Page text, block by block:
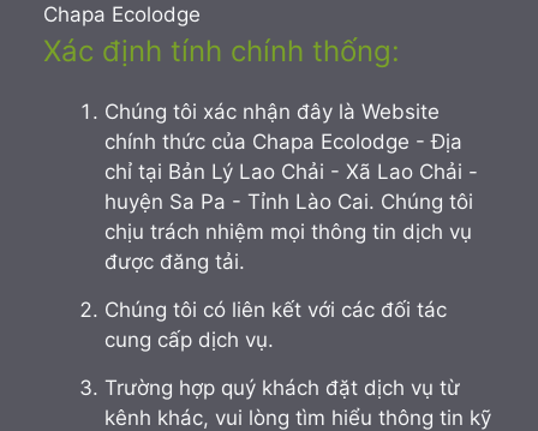
Chapa Ecolodge
Xác định tính chính thống:
Chúng tôi xác nhận đây là Website
chính thức của Chapa Ecolodge - Địa
chỉ tại Bản Lý Lao Chải - Xã Lao Chải -
huyện Sa Pa - Tỉnh Lào Cai. Chúng tôi
chịu trách nhiệm mọi thông tin dịch vụ
được đăng tải.
Chúng tôi có liên kết với các đối tác
cung cấp dịch vụ.
Trường hợp quý khách đặt dịch vụ từ
kênh khác, vui lòng tìm hiểu thông tin kỹ